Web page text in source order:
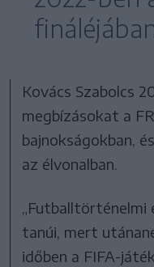
Kovács Szabolcs
megbízásokat a
bajnokságokban,
az élvonalban.
„Futballtörténelmi
tanúi, mert
időben a FIFA-